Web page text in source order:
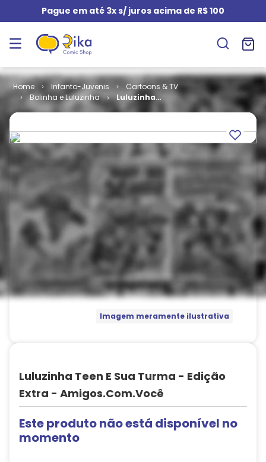
Pague em até 3x s/ juros acima de R$ 100
Infanto-Juvenis
Cartoons & TV
Bolinha e Luluzinha
Luluzinha
Teen e Sua
Edição Extra -
Imagem meramente ilustrativa
Luluzinha Teen E Sua Turma - Edição
Extra - Amigos.Com.Você
Este produto não está disponível no
momento